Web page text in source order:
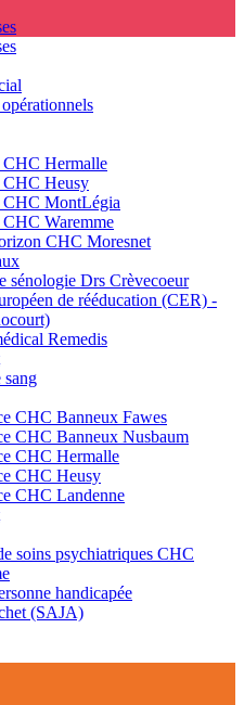
Hermalle
Heusy
MontLégia
Waremme
CHC Moresnet
sénologie Drs Crèvecoeur
de rééducation (CER) -
Remedis
sang
CHC Banneux Fawes
CHC Banneux Nusbaum
CHC Hermalle
CHC Heusy
CHC Landenne
soins psychiatriques CHC
handicapée
(SAJA)